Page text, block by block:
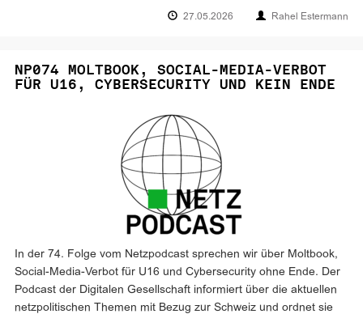
27.05.2026 Rahel Estermann
NP074 MOLTBOOK, SOCIAL-MEDIA-VERBOT
FÜR U16, CYBERSECURITY UND KEIN ENDE
In der 74. Folge vom Netzpodcast sprechen wir über Moltbook,
Social-Media-Verbot für U16 und Cybersecurity ohne Ende. Der
Podcast der Digitalen Gesellschaft informiert über die aktuellen
netzpolitischen Themen mit Bezug zur Schweiz und ordnet sie